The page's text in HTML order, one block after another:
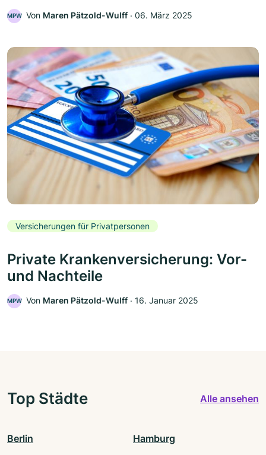
MPW Von Maren Pätzold-Wulff ‧ 06. März 2025
Versicherungen für Privatpersonen
Private Krankenversicherung: Vor-
und Nachteile
MPW Von Maren Pätzold-Wulff ‧ 16. Januar 2025
Top Städte Alle ansehen
Berlin Hamburg